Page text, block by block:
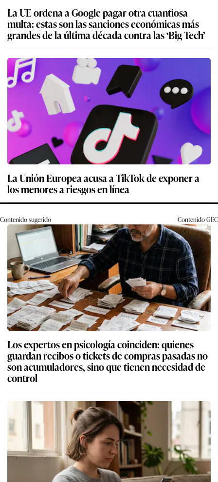
La UE ordena a Google pagar otra cuantiosa
multa: estas son las sanciones económicas más
grandes de la última década contra las ‘Big Tech’
La Unión Europea acusa a TikTok de exponer a
los menores a riesgos en línea
Contenido sugerido ContenidoGEC
Los expertos en psicología coinciden: quienes
guardan recibos o tickets de compras pasadas no
son acumuladores, sino que tienen necesidad de
control